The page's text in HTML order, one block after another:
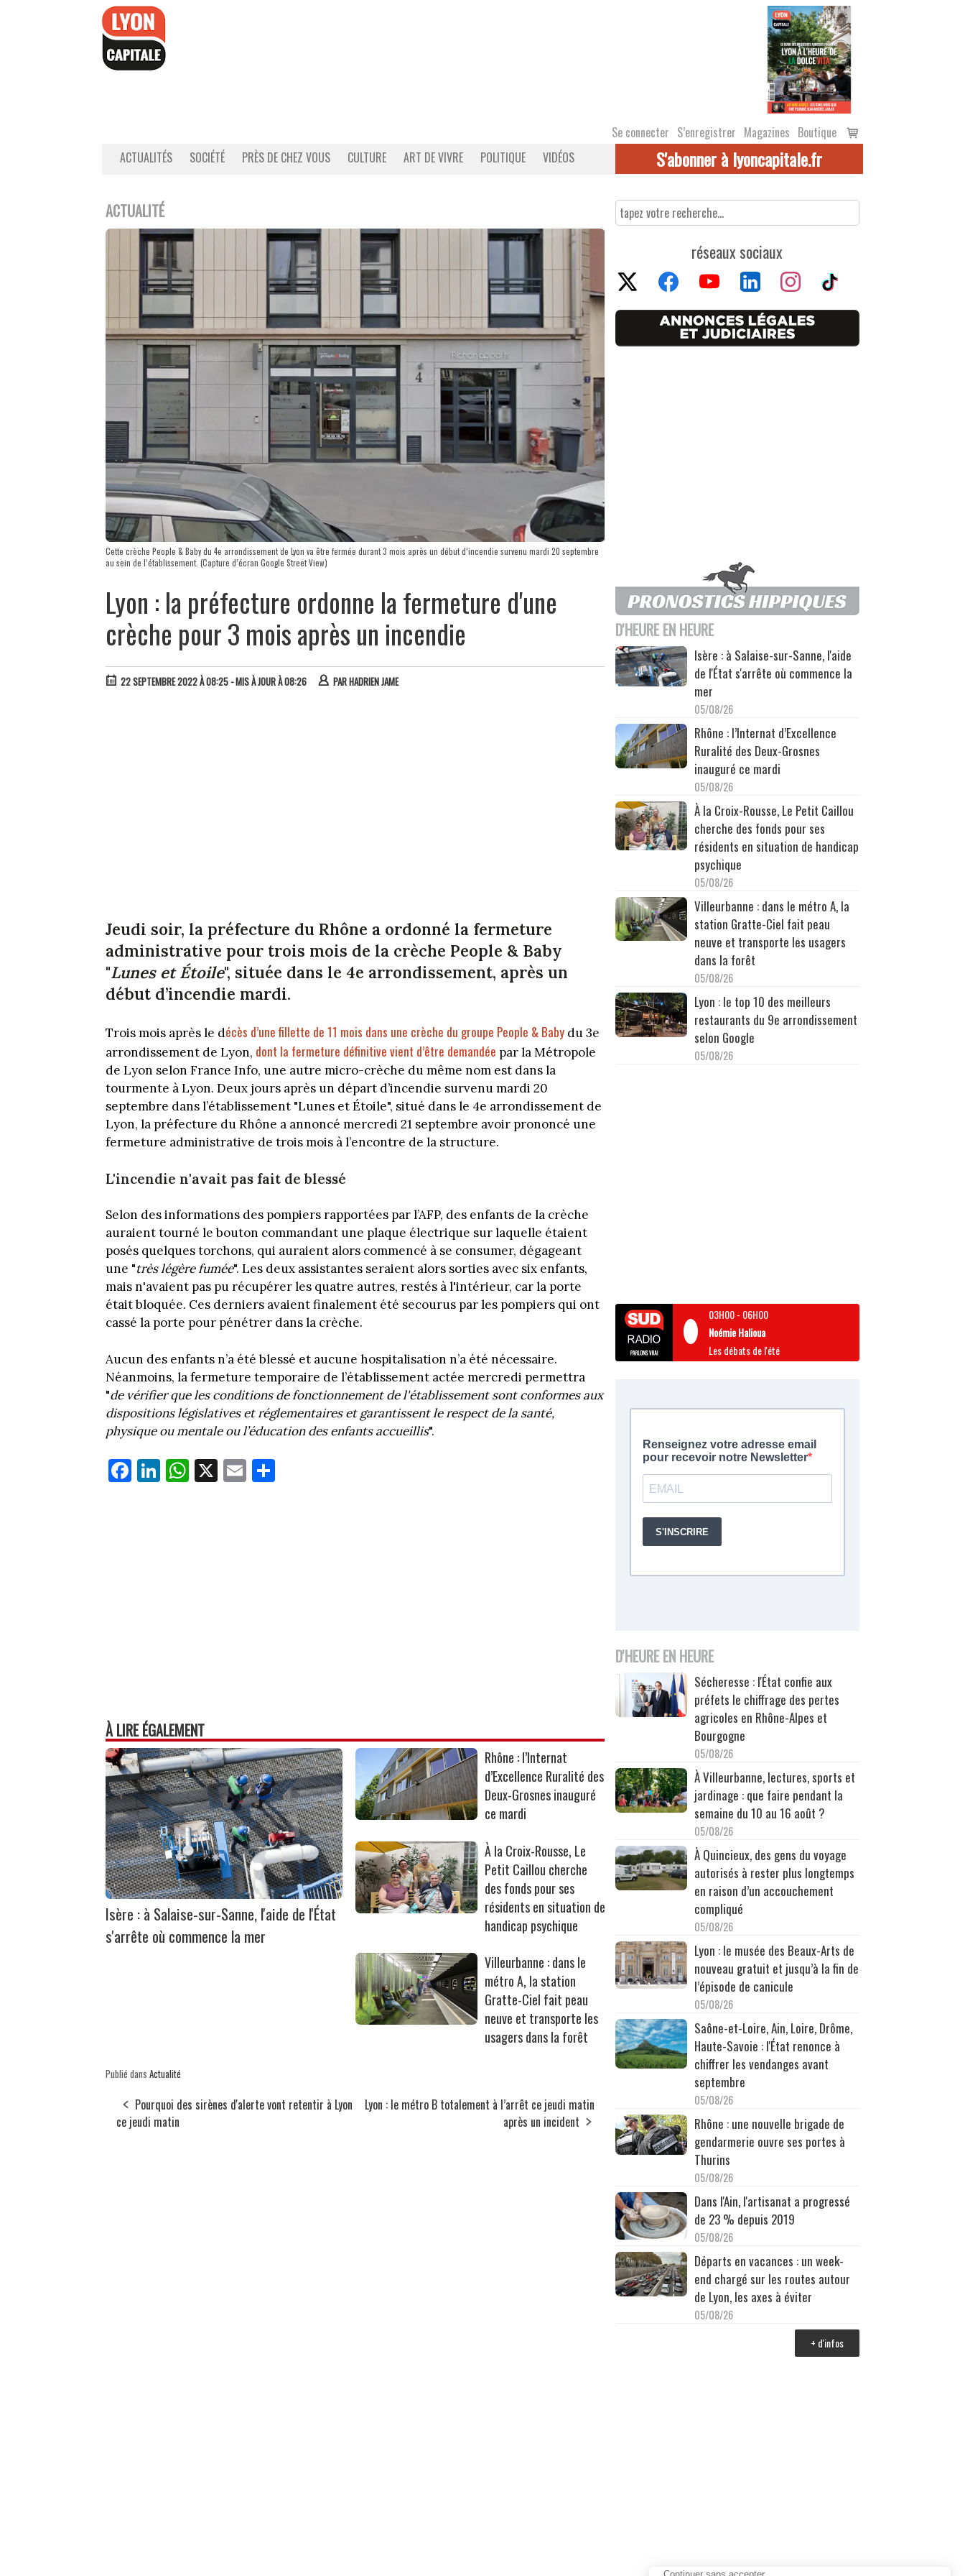
Se connecter S’enregistrer Magazines Boutique
Voir
le
ACTUALITÉS SOCIÉTÉ PRÈS DE CHEZ VOUS CULTURE ART DE VIVRE POLITIQUE VIDÉOS S'abonner à lyoncapitale.fr
ACTUALITÉ
Cette crèche People & Baby du 4e arrondissement de Lyon va être fermée durant 3 mois après un début d’incendie survenu mardi 20 septembre
au sein de l’établissement. (Capture d’écran Google Street View)
Lyon : la préfecture ordonne la fermeture d'une
crèche pour 3 mois après un incendie
22 SEPTEMBRE 2022 À 08:25 - MIS À JOUR À 08:26 PARHADRIEN JAME
Jeudi soir, la préfecture du Rhône a ordonné la fermeture
administrative pour trois mois de la crèche People & Baby
"Lunes et Étoile", située dans le 4e arrondissement, après un
début d’incendie mardi.
Trois mois après le décès d’une fillette de 11 mois dans une crèche du groupe People & Baby du 3e
arrondissement de Lyon, dont la fermeture définitive vient d’être demandée par la Métropole
de Lyon selon France Info, une autre micro-crèche du même nom est dans la
tourmente à Lyon. Deux jours après un départ d’incendie survenu mardi 20
septembre dans l’établissement "Lunes et Étoile", situé dans le 4e arrondissement de
Lyon, la préfecture du Rhône a annoncé mercredi 21 septembre avoir prononcé une
fermeture administrative de trois mois à l’encontre de la structure.
L'incendie n'avait pas fait de blessé
Selon des informations des pompiers rapportées par l’AFP, des enfants de la crèche
auraient tourné le bouton commandant une plaque électrique sur laquelle étaient
posés quelques torchons, qui auraient alors commencé à se consumer, dégageant
une "très légère fumée". Les deux assistantes seraient alors sorties avec six enfants,
mais n'avaient pas pu récupérer les quatre autres, restés à l'intérieur, car la porte
était bloquée. Ces derniers avaient finalement été secourus par les pompiers qui ont
cassé la porte pour pénétrer dans la crèche.
Aucun des enfants n’a été blessé et aucune hospitalisation n’a été nécessaire.
Néanmoins, la fermeture temporaire de l’établissement actée mercredi permettra
"de vérifier que les conditions de fonctionnement de l'établissement sont conformes aux
dispositions législatives et réglementaires et garantissent le respect de la santé,
physique ou mentale ou l’éducation des enfants accueillis".
Fa
ce
Li
nk
W
ha
X E
m
À LIRE ÉGALEMENT
Isère : à Salaise-sur-Sanne, l'aide de l'État
s'arrête où commence la mer
Rhône : l’Internat
d’Excellence Ruralité des
Deux-Grosnes inauguré
ce mardi
À la Croix-Rousse, Le
Petit Caillou cherche
des fonds pour ses
résidents en situation de
handicap psychique
Villeurbanne : dans le
métro A, la station
Gratte-Ciel fait peau
neuve et transporte les
usagers dans la forêt
Publié dans Actualité
Pourquoi des sirènes d'alerte vont retentir à Lyon
ce jeudi matin
Lyon : le métro B totalement à l’arrêt ce jeudi matin
après un incident
réseaux sociaux
D'HEURE EN HEURE
Isère : à Salaise-sur-Sanne, l'aide
de l'État s'arrête où commence la
mer
05/08/26
Rhône : l’Internat d’Excellence
Ruralité des Deux-Grosnes
inauguré ce mardi
05/08/26
À la Croix-Rousse, Le Petit Caillou
cherche des fonds pour ses
résidents en situation de handicap
psychique
05/08/26
Villeurbanne : dans le métro A, la
station Gratte-Ciel fait peau
neuve et transporte les usagers
dans la forêt
05/08/26
Lyon : le top 10 des meilleurs
restaurants du 9e arrondissement
selon Google
05/08/26
03H00- 06H00
Noémie Halioua
Les débats de l'été
D'HEURE EN HEURE
Sécheresse : l'État confie aux
préfets le chiffrage des pertes
agricoles en Rhône-Alpes et
Bourgogne
05/08/26
À Villeurbanne, lectures, sports et
jardinage : que faire pendant la
semaine du 10 au 16 août ?
05/08/26
À Quincieux, des gens du voyage
autorisés à rester plus longtemps
en raison d’un accouchement
compliqué
05/08/26
Lyon : le musée des Beaux-Arts de
nouveau gratuit et jusqu’à la fin de
l’épisode de canicule
05/08/26
Saône-et-Loire, Ain, Loire, Drôme,
Haute-Savoie : l'État renonce à
chiffrer les vendanges avant
septembre
05/08/26
Rhône : une nouvelle brigade de
gendarmerie ouvre ses portes à
Thurins
05/08/26
Dans l'Ain, l'artisanat a progressé
de 23 % depuis 2019
05/08/26
Départs en vacances : un week-
end chargé sur les routes autour
de Lyon, les axes à éviter
05/08/26
+ d'infos